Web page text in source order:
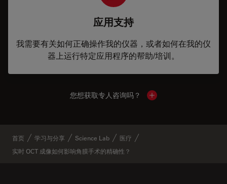
应用支持
我需要有关如何正确操作我的仪器，或者如何在我的仪
器上运行特定应用程序的帮助/培训。
您想获取专人咨询吗？ Show local contacts
首页 学习与分享 Science Lab
医疗
实时 OCT 成像如何影响角膜手术的精确性？